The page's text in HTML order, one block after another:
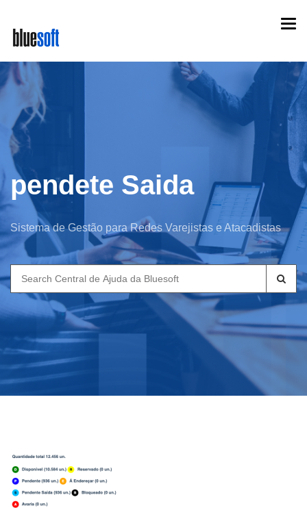
main
content
pendete Saida
Sistema de Gestão para Redes Varejistas e Atacadistas
Search
for: